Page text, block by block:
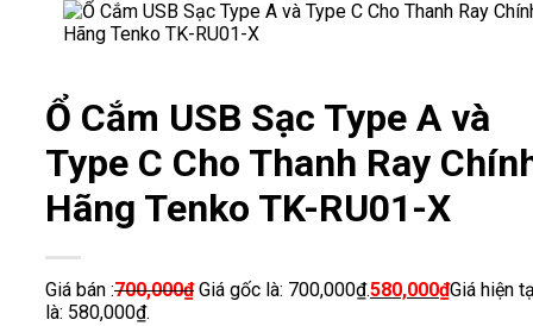
Ổ Cắm USB Sạc Type A và
Type C Cho Thanh Ray
Hãng Tenko TK-RU01-X
Giá bán :700,000₫ Giá gốc là: 700,000₫.580,000₫Giá hiện
là: 580,000₫.